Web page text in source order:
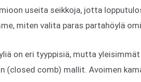
useita seikkoja, jotta
miten valita paras partahöylä
on eri tyyppisiä, mutta
(closed comb) mallit. Avoimen